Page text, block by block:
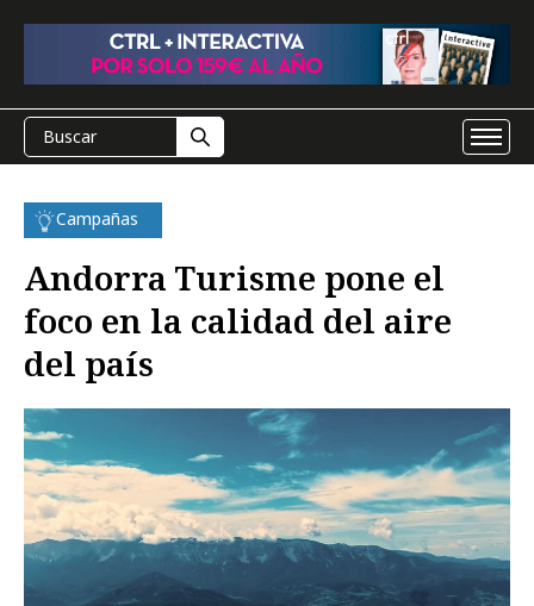
Campañas
Andorra Turisme pone el
foco en la calidad del aire
del país